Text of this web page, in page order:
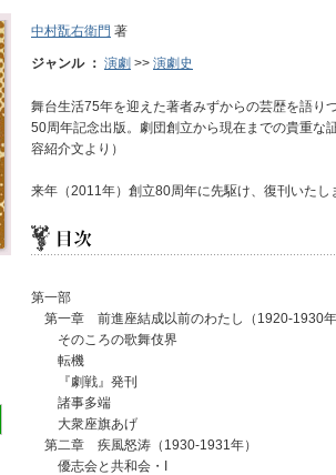
中村翫右衛門 著
ジャンル ： 演劇 >> 演劇史
舞台生活75年を迎えた著者みずからの芸歴を語り
50周年記念出版。劇団創立から現在までの貴重な
容紹介文より）
来年（2011年）創立80周年に先駆け、復刊いたし
第一部
第一章 前進座結成以前のわたし（1920-1930
そのころの歌舞伎界
転機
『劇戦』発刊
諸事多端
大衆座旗あげ
第二章 疾風怒涛（1930-1931年）
優志会と共和会・I